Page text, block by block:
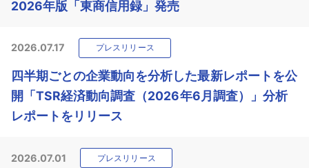
2026年版「東商信用録」発売
2026.07.17 プレスリリース
四半期ごとの企業動向を分析した最新レポートを公
開「TSR経済動向調査（2026年6月調査）」分析
レポートをリリース
2026.07.01 プレスリリース